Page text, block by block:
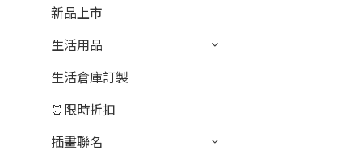
新品上市
生活用品
生活倉庫訂製
⏰限時折扣
插畫聯名